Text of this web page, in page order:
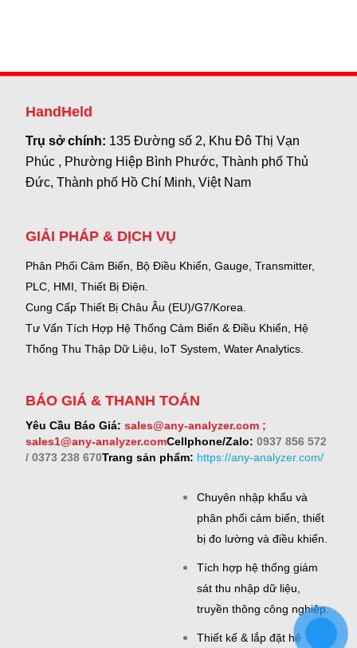
HandHeld
Trụ sở chính: 135 Đường số 2, Khu Đô Thị Vạn
Phúc , Phường Hiệp Bình Phước, Thành phố Thủ
Đức, Thành phố Hồ Chí Minh, Việt Nam
GIẢI PHÁP & DỊCH VỤ
Phân Phối Cảm Biến, Bộ Điều Khiển, Gauge, Transmitter,
PLC, HMI, Thiết Bị Điện.
Cung Cấp Thiết Bị Châu Âu (EU)/G7/Korea.
Tư Vấn Tích Hợp Hệ Thống Cảm Biến & Điều Khiển, Hệ
Thống Thu Thập Dữ Liệu, IoT System, Water Analytics.
BÁO GIÁ & THANH TOÁN
Yêu Cầu Báo Giá: sales@any-analyzer.com ;
sales1@any-analyzer.comCellphone/Zalo: 0937 856 572
/ 0373 238 670Trang sản phẩm: https://any-analyzer.com/
Chuyên nhập khẩu và
phân phối cảm biến, thiết
bị đo lường và điều khiển.
Tích hợp hệ thống giám
sát thu nhập dữ liệu,
truyền thông công nghiệp.
Thiết kế & lắp đặt hệ